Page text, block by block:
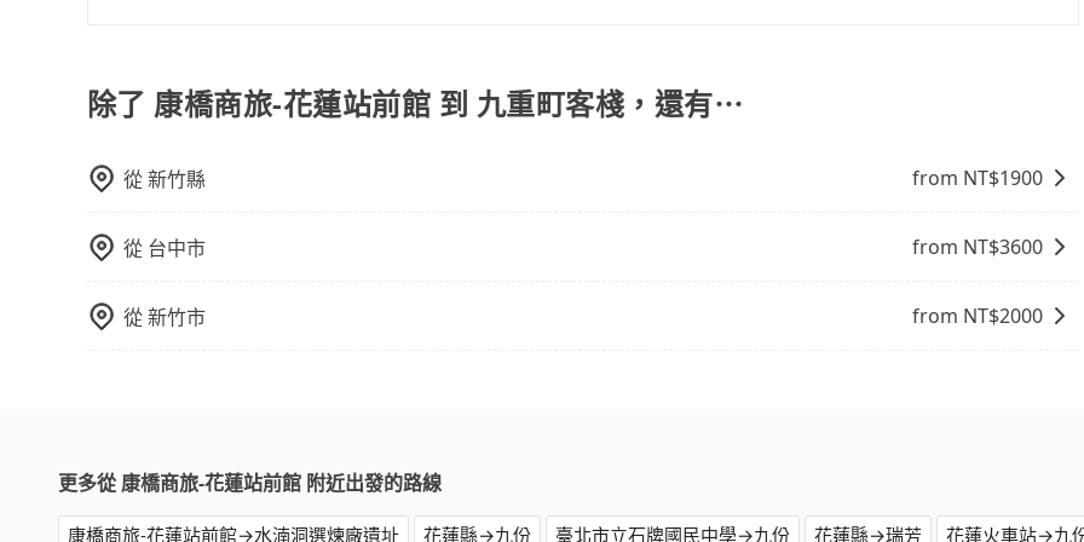
或者使用特定的信用卡，還可以累積點數做現金回饋或未來換取免費的住房。台灣人常用的線上訂房平台有
Booking.com、Agoda.com、Hotels.com、Expedia.com、Trip.com等。正常來說，線上刷卡付款完後預定
的飯店，有可能再多平台同時上架而發生超賣的現象，便有可能到了現場卻沒房可住的窘境，所以在預定時要不
打電話問的價格可能比民宿訂房網來得便宜，但缺點就是多數要匯款並再人工確認。假如不介意多花一點錢省下
這些瑣碎的事，台灣本土的AsiaYo或者國際Airbnb都值得推薦。
除了 康橋商旅-花蓮站前館 到 九重町客棧，還有⋯
從新竹縣 from NT$1900
從 台中市 from NT$3600
從新竹市 from NT$2000
更多從 康橋商旅-花蓮站前館 附近出發的路線
康橋商旅-花蓮站前館→水湳洞選煉廠遺址 花蓮縣→九份 臺北市立石牌國民中學→九份 花蓮縣→瑞芳 花蓮火車站→九